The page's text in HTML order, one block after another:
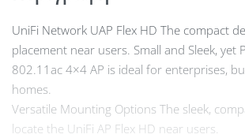
UniFi Network UAP Flex HD The compact
placement near users. Small and Sleek, yet
802.11ac 4×4 AP is ideal for enterprises,
homes.
Versatile Mounting Options The sleek,
locate the UniFi AP Flex HD near users.